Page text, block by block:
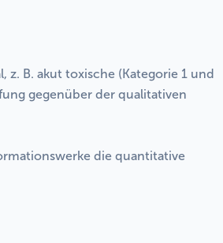
B. akut toxische (Kategorie 1 und
gegenüber der qualitativen
die quantitative